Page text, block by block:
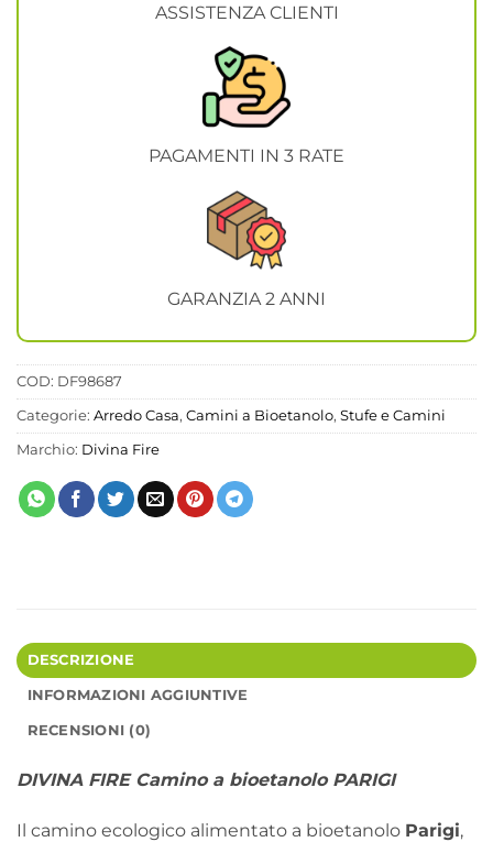
ASSISTENZA CLIENTI
PAGAMENTI IN 3 RATE
GARANZIA 2 ANNI
COD: DF98687
Categorie: Arredo Casa, Camini a Bioetanolo, Stufe e Camini
Marchio: Divina Fire
DESCRIZIONE
INFORMAZIONI AGGIUNTIVE
RECENSIONI (0)
DIVINA FIRE Camino a bioetanolo PARIGI
Il camino ecologico alimentato a bioetanolo Parigi,